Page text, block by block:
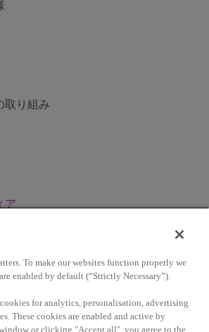
取り組み
ア
シー
To make our websites function properly we
enabled by default (“Strictly Necessary”).
for analytics, personalisation, advertising
These cookies are enabled and active by
or clicking "Accept all", you agree to the